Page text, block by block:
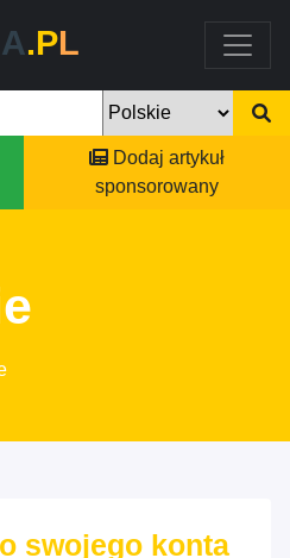
.PL
Dodaj artykuł
sponsorowany
swojego konta